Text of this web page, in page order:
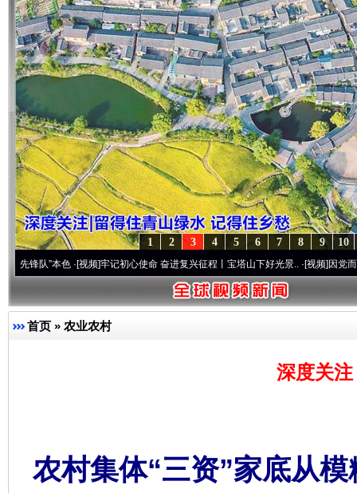
10
9
8
7
6
5
4
3
2
1
色·[视频]牢记初心使命 奋进复兴征程丨宝塔山下好光景..·[视频]因党而生 为党而
首页 » 农业农村
深度关
农村集体“三资”家底从